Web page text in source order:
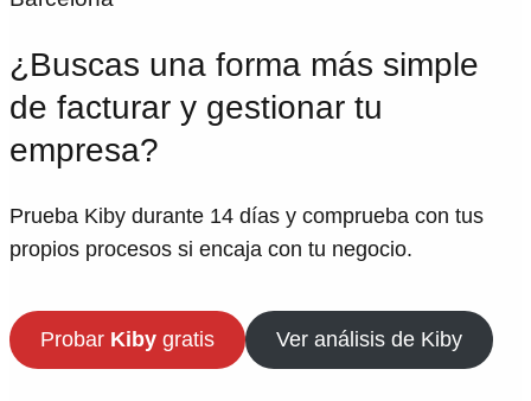
¿Buscas una forma más simple
de facturar y gestionar tu
empresa?
Prueba Kiby durante 14 días y comprueba con tus
propios procesos si encaja con tu negocio.
Probar Kibygratis Ver análisis de Kiby